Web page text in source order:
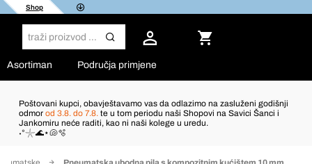
Shop
Asortiman Područja primjene
Poštovani kupci, obavještavamo vas da odlazimo na zasluženi godišnji
odmor od 3.8. do 7.8. te u tom periodu naši Shopovi na Savici Šanci i
Jankomiru neće raditi, kao ni naši kolege u uredu.
˖°𓇼🌊⋆🐚🫧